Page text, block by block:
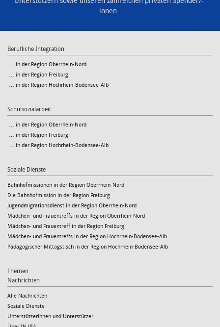
innen.
Berufliche Integration
… in der Region Oberrhein-Nord
… in der Region Freiburg
… in der Region Hochrhein-Bodensee-Alb
Schulsozialarbeit
… in der Region Oberrhein-Nord
… in der Region Freiburg
… in der Region Hochrhein-Bodensee-Alb
Soziale Dienste
Bahnhofmissionen in der Region Oberrhein-Nord
Die Bahnhofmission in der Region Freiburg
Jugendmigrationsdienst in der Region Oberrhein-Nord
Mädchen- und Frauentreffs in der Region Oberrhein-Nord
Mädchen- und Frauentreff in der Region Freiburg
Mädchen- und Frauentreffs in der Region Hochrhein-Bodensee-Alb
Pädagogischer Mittagstisch in der Region Hochrhein-Bodensee-Alb
Themen
Nachrichten
Alle Nachrichten
Soziale Dienste
Unterstützerinnen und Unterstützer